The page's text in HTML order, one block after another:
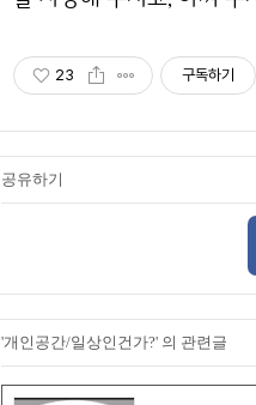
23 구독하기
공유하기
'개인공간/일상인건가?' 의 관련글